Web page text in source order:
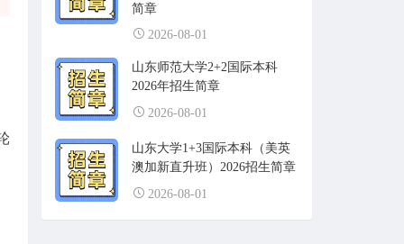
简章
2026-08-01
山东师范大学2+2国际本科
2026年招生简章
2026-08-01
山东大学1+3国际本科（美英
澳加新直升班）2026招生简章
2026-08-01